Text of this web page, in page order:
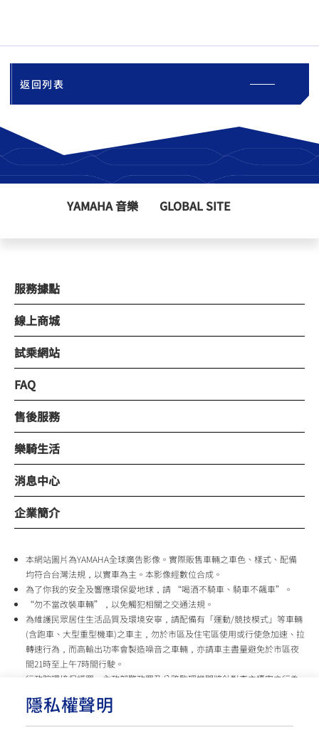
隱私權聲明
返回列表
YAMAHA 音樂 GLOBAL SITE
服務據點
線上商城
試乘網站
FAQ
售後服務
樂騎生活
消息中心
企業簡介
本網站圖片為YAMAHA全球廣告影像。實際販售車輛之車色、樣式、配備
均符合台灣法規，以實車為主。本影像經數位合成。
為了你我的安全及響應環保愛地球，請 “喝酒不騎車、騎車不飆車”。
“勿不當改裝車輛”，以免觸犯相關之交通法規。
為維護民眾居住生活品質及環境安寧，請配備有「運動/競技模式」等車輛
(含跑車、大型重型機車)之車主，勿於市區及住宅區使用或行使急加速、拉
轉速行為，而高輸出功率會製造噪音之車輛，亦請車主盡量避免於市區夜
間21時至上午7時間行駛。
行政院環境保護署、內政部警政署及公路監理機關將針對車主擾寧之行為
台灣山葉機車 關心您